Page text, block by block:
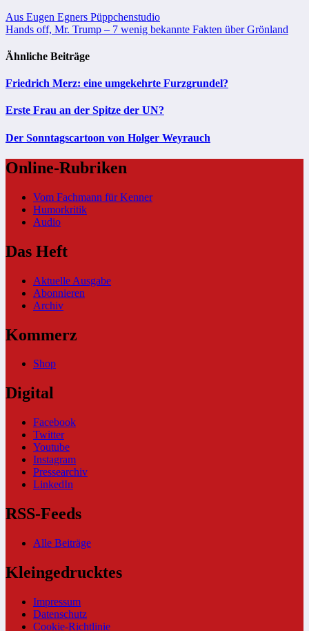
Beitragsnavigation
Aus Eugen Egners Püppchenstudio
Hands off, Mr. Trump – 7 wenig bekannte Fakten über Grönland
Ähnliche Beiträge
Friedrich Merz: eine umgekehrte Furzgrundel?
Erste Frau an der Spitze der UN?
Der Sonntagscartoon von Holger Weyrauch
Online-Rubriken
Vom Fachmann für Kenner
Humorkritik
Audio
Das Heft
Aktuelle Ausgabe
Abonnieren
Archiv
Kommerz
Shop
Digital
Facebook
Twitter
Youtube
Instagram
Pressearchiv
LinkedIn
RSS-Feeds
Alle Beiträge
Kleingedrucktes
Impressum
Datenschutz
Cookie-Richtlinie